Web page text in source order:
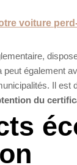
voiture
peut également
Il est
du